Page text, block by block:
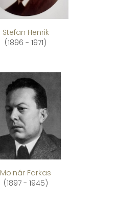
Stefan Henrik
(1896 - 1971)
Molnár Farkas
(1897 - 1945)